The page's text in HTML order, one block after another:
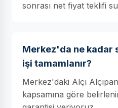
sonrası net fiyat teklifi
Merkez'da ne kadar
işi tamamlanır?
Merkez'daki Alçı
kapsamına göre